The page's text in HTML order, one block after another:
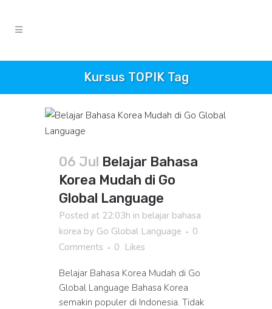
Kursus TOPIK Tag
06 Jul Belajar Bahasa
Korea Mudah di Go
Global Language
Posted at 22:03h in belajar bahasa
korea by Go Global Language
0
Comments
0 Likes
Belajar Bahasa Korea Mudah di Go
Global Language Bahasa Korea
semakin populer di Indonesia. Tidak